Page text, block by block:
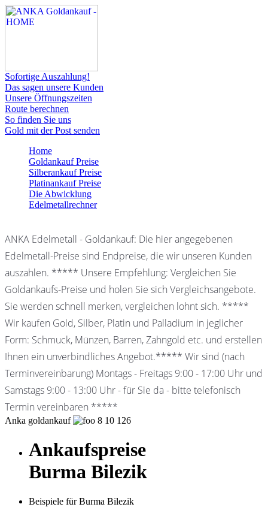
Sofortige Auszahlung!
Das sagen unsere Kunden
Unsere Öffnungszeiten
Route berechnen
So finden Sie uns
Gold mit der Post senden
Home
Goldankauf Preise
Silberankauf Preise
Platinankauf Preise
Die Abwicklung
Edelmetallrechner
ANKA Edelmetall - Goldankauf: Die hier angegebenen
Edelmetall-Preise sind Endpreise, die wir unseren Kunden
auszahlen. ***** Unsere Empfehlung: Vergleichen Sie
Goldankaufs-Preise und holen Sie sich Vergleichsangebote.
Sie werden schnell merken, vergleichen lohnt sich. *****
Wir kaufen Gold, Silber, Platin und Palladium in jeglicher
Form: Schmuck, Münzen, Barren, Zahngold etc. und erstellen
Ihnen ein unverbindliches Angebot.***** Wir sind (nach
Terminvereinbarung) Montags - Freitags 9:00 - 17:00 Uhr und
Samstags 9:00 - 13:00 Uhr - für Sie da - bitte telefonisch
Termin vereinbaren *****
Anka goldankauf 8 10 126
Ankaufspreise
Burma Bilezik
Beispiele für Burma Bilezik